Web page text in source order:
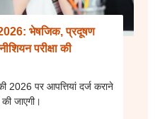
भेषजिक, प्रदूषण
परीक्षा की
2026 पर आपत्तियां दर्ज कराने
जाएगी।